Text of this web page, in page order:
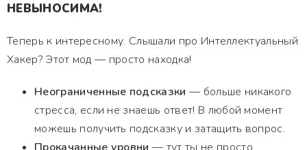
НЕВЫНОСИМА!
Теперь к интересному. Слышали про Интеллектуальный
Хакер? Этот мод — просто находка!
Неограниченные подсказки — больше никакого
стресса, если не знаешь ответ! В любой момент
можешь получить подсказку и затащить вопрос.